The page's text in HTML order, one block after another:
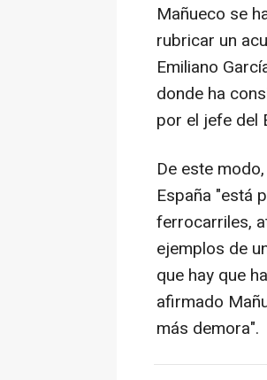
Mañueco se
rubricar un
Emiliano
donde ha
por el jefe del
De este
España "está
ferrocarriles,
ejemplos de
que hay que
afirmado
más demora".